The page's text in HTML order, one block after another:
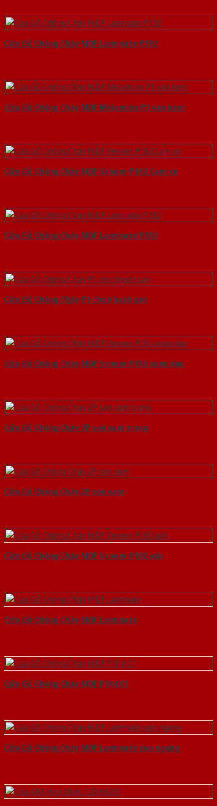
Cửa Gỗ Chống Cháy MDF Laminate P1R2
Cửa Gỗ Chống Cháy MDF Melamine P1 van kem
Cửa Gỗ Chống Cháy MDF Veneer P1R2 Cam xe
Cửa Gỗ Chống Cháy MDF Laminate P1R2
Cửa Gỗ Chống Cháy P1 cho khach san
Cửa Gỗ Chống Cháy MDF Veneer P1R5 xoan dao
Cửa Gỗ Chống Cháy 2P son xam trang
Cửa Gỗ Chống Cháy 2P son xam
Cửa Gỗ Chống Cháy MDF Veneer P1R2 ash
Cửa Gỗ Chống Cháy MDF Laminate
Cửa Gỗ Chống Cháy MDF P1R4 C1
Cửa Gỗ Chống Cháy MDF Laminate van ngang